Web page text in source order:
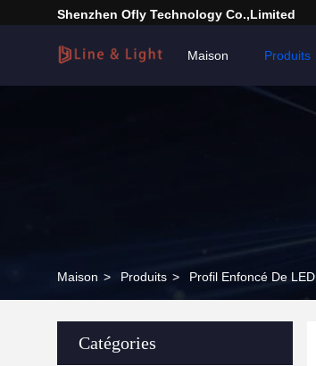
Shenzhen Ofly Technology Co.,Limited
Maison Produits
Maison > Produits > Profil Enfoncé De LED
Catégories